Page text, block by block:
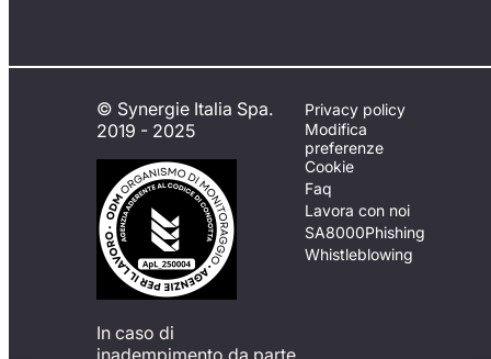
© Synergie Italia Spa.
2019 - 2025
In caso di
inadempimento da parte
Privacy policy
Modifica
preferenze
Cookie
Faq
Lavora con noi
SA8000Phishing
Whistleblowing